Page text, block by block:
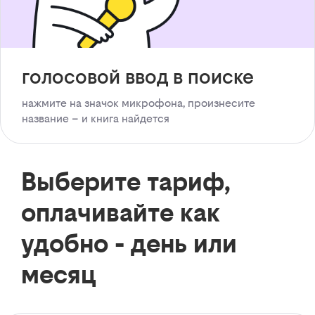
голосовой ввод в поиске
нажмите на значок микрофона, произнесите
название – и книга найдется
Выберите тариф,
оплачивайте как
удобно - день или
месяц